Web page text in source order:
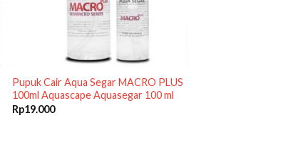
Pupuk Cair Aqua Segar MACRO PLUS
100ml Aquascape Aquasegar 100 ml
Rp19.000